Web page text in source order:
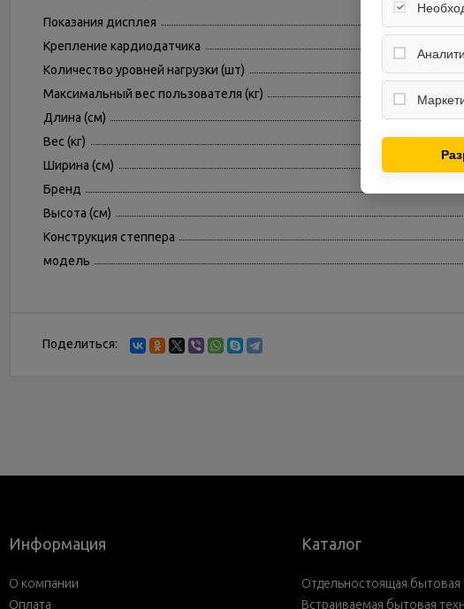
Показания дисплея
Крепление кардиодатчика
Количество уровней нагрузки (шт)
Максимальный вес пользователя (кг)
Длина (см)
Вес (кг)
Ширина (см)
Бренд
Высота (см)
Конструкция степпера
модель
Поделиться:
Информация
О компании
Оплата
Каталог
Отдельностоящая бытовая
Встраиваемая бытовая
вход в
Собирают
сайта